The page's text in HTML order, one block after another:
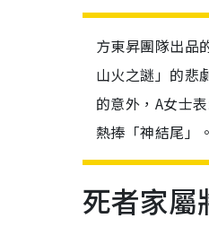
方東昇團隊出品
山火之謎」的悲
的意外，A女士
熱捧「神結尾」。
死者家屬